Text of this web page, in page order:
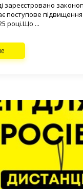
зареєстровано
поступове підвищення
році.Що ...